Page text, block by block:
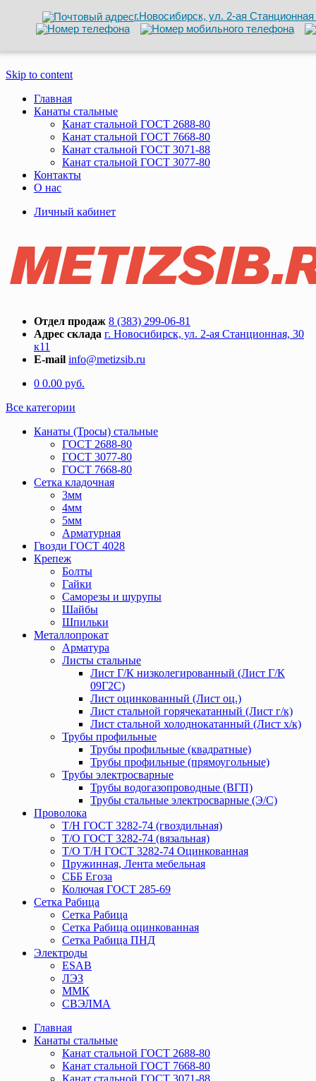
г.Новосибирск, ул. 2-ая Станционная
Skip to content
Главная
Канаты стальные
Канат стальной ГОСТ 2688-80
Канат стальной ГОСТ 7668-80
Канат стальной ГОСТ 3071-88
Канат стальной ГОСТ 3077-80
Контакты
О нас
Личный кабинет
Отдел продаж 8 (383) 299-06-81
Адрес склада г. Новосибирск, ул. 2-ая Станционная, 30
к11
E-mail info@metizsib.ru
0 0.00 руб.
Все категории
Канаты (Тросы) стальные
ГОСТ 2688-80
ГОСТ 3077-80
ГОСТ 7668-80
Сетка кладочная
3мм
4мм
5мм
Арматурная
Гвозди ГОСТ 4028
Крепеж
Болты
Гайки
Саморезы и шурупы
Шайбы
Шпильки
Металлопрокат
Арматура
Листы стальные
Лист Г/К низколегированный (Лист Г/К
09Г2С)
Лист оцинкованный (Лист оц.)
Лист стальной горячекатанный (Лист г/к)
Лист стальной холоднокатанный (Лист х/к)
Трубы профильные
Трубы профильные (квадратные)
Трубы профильные (прямоугольные)
Трубы электросварные
Трубы водогазопроводные (ВГП)
Трубы стальные электросварные (Э/С)
Проволока
Т/Н ГОСТ 3282-74 (гвоздильная)
Т/О ГОСТ 3282-74 (вязальная)
Т/О Т/Н ГОСТ 3282-74 Оцинкованная
Пружинная, Лента мебельная
СББ Егоза
Колючая ГОСТ 285-69
Сетка Рабица
Сетка Рабица
Сетка Рабица оцинкованная
Сетка Рабица ПНД
Электроды
ESAB
ЛЭЗ
ММК
СВЭЛМА
Главная
Канаты стальные
Канат стальной ГОСТ 2688-80
Канат стальной ГОСТ 7668-80
Канат стальной ГОСТ 3071-88